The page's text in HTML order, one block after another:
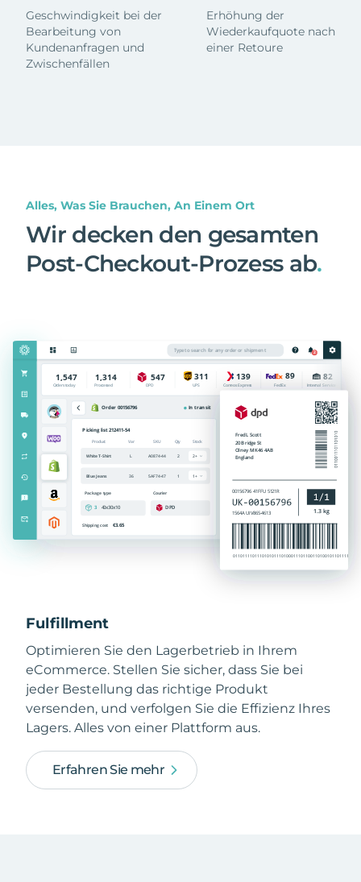
Geschwindigkeit bei der
Bearbeitung von
Kundenanfragen und
Zwischenfällen
Erhöhung der
Wiederkaufquote nach
einer Retoure
Alles, Was Sie Brauchen, An Einem Ort
Wir decken den gesamten
Post-Checkout-Prozess ab.
Fulfillment
Optimieren Sie den Lagerbetrieb in Ihrem
eCommerce. Stellen Sie sicher, dass Sie bei
jeder Bestellung das richtige Produkt
versenden, und verfolgen Sie die Effizienz Ihres
Lagers. Alles von einer Plattform aus.
Erfahren Sie mehr